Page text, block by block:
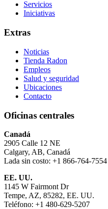
Servicios
Iniciativas
Extras
Noticias
Tienda Radon
Empleos
Salud y seguridad
Ubicaciones
Contacto
Oficinas centrales
Canadá
2905 Calle 12 NE
Calgary, AB, Canadá
Lada sin costo: +1 866-764-7554
EE. UU.
1145 W Fairmont Dr
Tempe, AZ, 85282, EE. UU.
Teléfono: +1 480-629-5207